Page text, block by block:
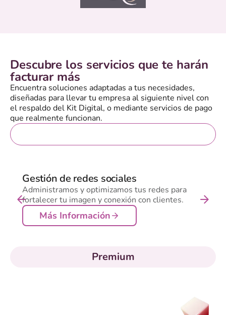
Descubre los servicios que te harán
facturar más
Encuentra soluciones adaptadas a tus necesidades,
diseñadas para llevar tu empresa al siguiente nivel con
el respaldo del Kit Digital, o mediante servicios de pago
que realmente funcionan.
Premium
Gestión de redes sociales
Administramos y optimizamos tus redes para
fortalecer tu imagen y conexión con clientes.
Más Información